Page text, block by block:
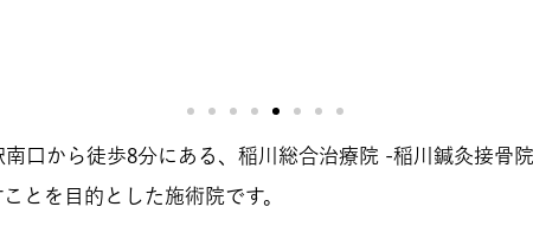
南口から徒歩8分にある、稲川総合治療院 -稲川鍼灸接骨
とを目的とした施術院です。